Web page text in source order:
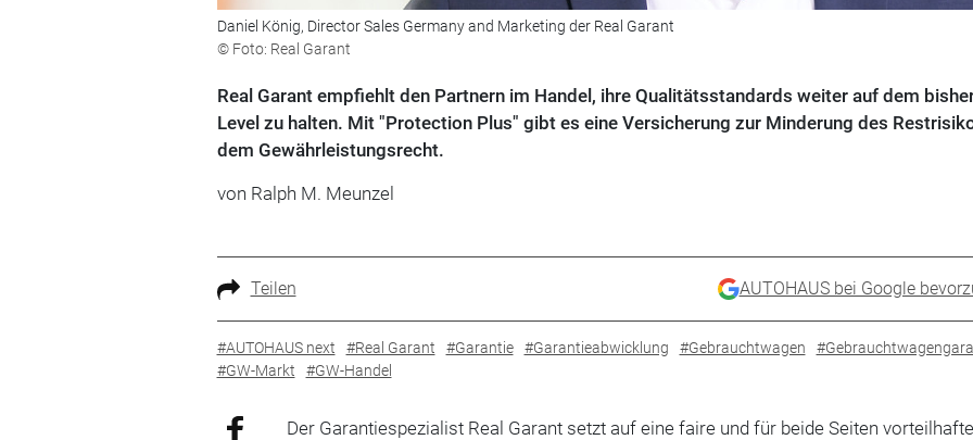
Daniel König, Director Sales Germany and Marketing der Real Garant
© Foto: Real Garant
Real Garant empfiehlt den Partnern im Handel, ihre Qualitätsstandards weiter auf dem
Level zu halten. Mit "Protection Plus" gibt es eine Versicherung zur Minderung des
dem Gewährleistungsrecht.
von Ralph M. Meunzel
Teilen AUTOHAUS bei Google
#AUTOHAUS next #Real Garant #Garantie #Garantieabwicklung #Gebrauchtwagen
#GW-Markt
#GW-Handel
Der Garantiespezialist Real Garant setzt auf eine faire und für beide Seiten